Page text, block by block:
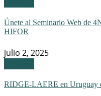
Únete al Seminario Web de
HIFOR
julio 2, 2025
RIDGE-LAERE en Uruguay